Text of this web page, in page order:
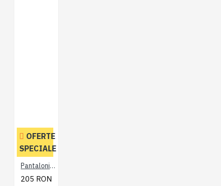
OFERTE
SPECIALE
Pantaloni Soft Touch din bumbac Negru - SOFT TOUCH RUGBY TROUSERS BLACK - 2XL 3XL 4XL 5XL 6XL 7XL
205 RON